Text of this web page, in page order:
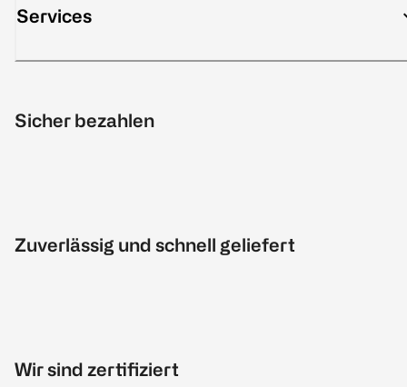
Services
Sicher bezahlen
Zuverlässig und schnell geliefert
Wir sind zertifiziert